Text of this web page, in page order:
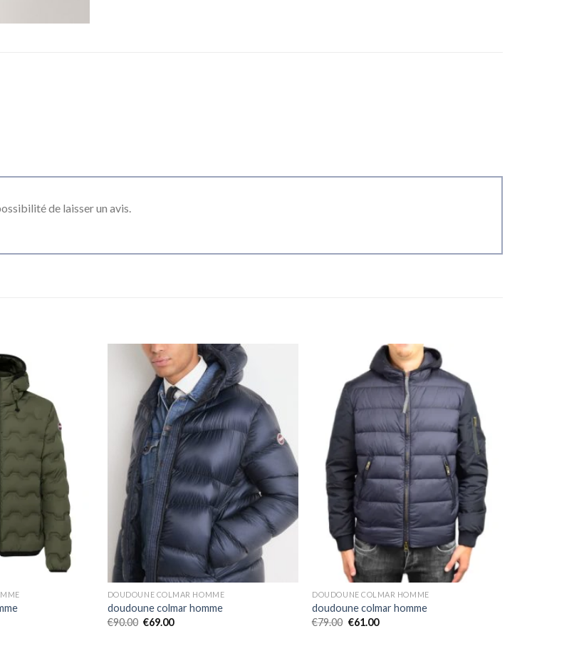
de laisser un avis.
DOUDOUNE COLMAR HOMME
doudoune colmar homme
€90.00 €69.00
DOUDOUNE COLMAR HOMME
doudoune colmar homme
€79.00 €61.00